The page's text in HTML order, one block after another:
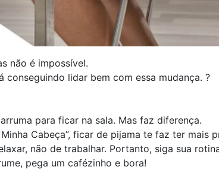
não é impossível. ⠀
lidar bem com essa mudança. ?⠀
para ficar na sala. Mas faz diferença. ⠀
Cabeça”, ficar de pijama te faz ter mais
não de trabalhar. Portanto, siga sua
pega um cafézinho e bora! ⠀